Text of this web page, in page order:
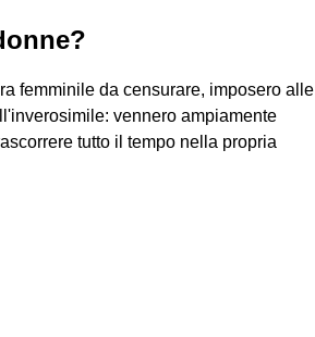
femminile da censurare, imposero alle
vennero ampiamente
tutto il tempo nella propria